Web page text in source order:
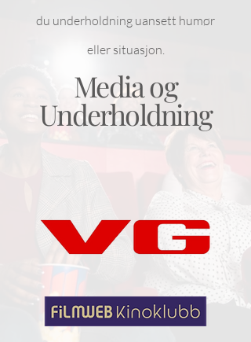
du underholdning uansett humør
eller situasjon.
Media og
Underholdning